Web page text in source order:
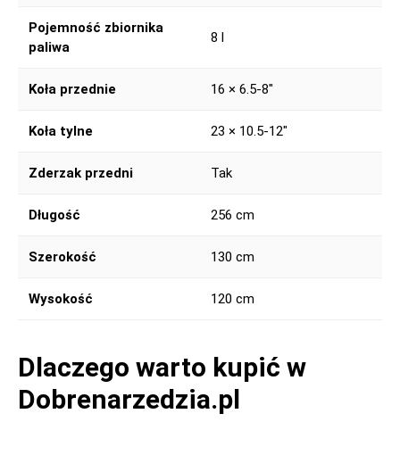
Pojemność zbiornika
paliwa
8 l
Koła przednie 16 × 6.5-8″
Koła tylne 23 × 10.5-12″
Zderzak przedni Tak
Długość 256 cm
Szerokość 130 cm
Wysokość 120 cm
Dlaczego warto kupić w
Dobrenarzedzia.pl